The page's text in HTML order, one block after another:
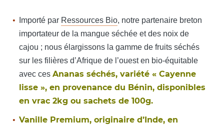
Importé par Ressources Bio, notre partenaire breton
importateur de la mangue séchée et des noix de
cajou ; nous élargissons la gamme de fruits séchés
sur les filières d’Afrique de l’ouest en bio-équitable
avec ces Ananas séchés, variété « Cayenne
lisse », en provenance du Bénin, disponibles
en vrac 2kg ou sachets de 100g.
Vanille Premium, originaire d’Inde, en